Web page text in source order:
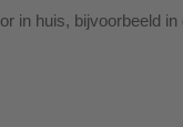
in huis, bijvoorbeeld